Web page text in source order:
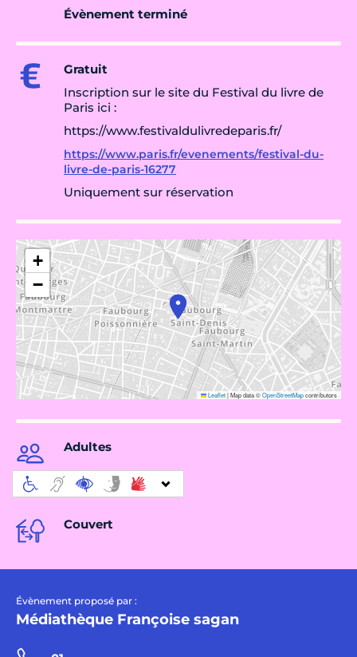
Évènement terminé
Gratuit
Inscription sur le site du Festival du livre de
Paris ici :
https://www.festivaldulivredeparis.fr/
https://www.paris.fr/evenements/festival-du-
livre-de-paris-16277
Uniquement sur réservation
+
−
Leaflet|Map data ©OpenStreetMapcontributors
Adultes
Couvert
Évènement proposé par :
Médiathèque Françoise sagan